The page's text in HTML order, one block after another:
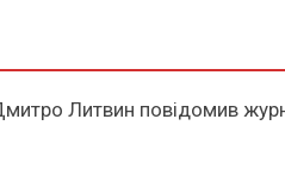
Литвин повідомив